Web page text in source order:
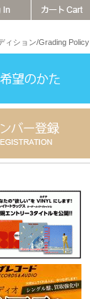
ィション/Grading Policy